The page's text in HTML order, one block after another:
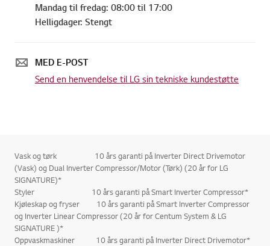
Mandag til fredag: 08:00 til 17:00
Helligdager: Stengt
MED E-POST
Send en henvendelse til LG sin tekniske kundestøtte
Vask og tørk 10 års garanti på Inverter Direct Drivemotor
(Vask) og Dual Inverter Compressor/Motor (Tørk) (20 år for LG
SIGNATURE)*
Styler 10 års garanti på Smart Inverter Compressor*
Kjøleskap og fryser 10 års garanti på Smart Inverter Compressor
og Inverter Linear Compressor (20 år for Centum System & LG
SIGNATURE )*
Oppvaskmaskiner 10 års garanti på Inverter Direct Drivemotor*